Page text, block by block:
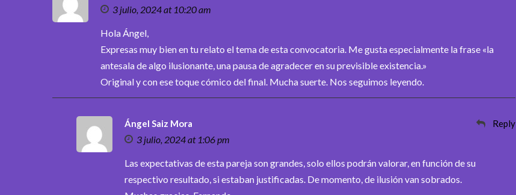
3 julio, 2024 at 10:20 am
Hola Ángel,
Expresas muy bien en tu relato el tema de esta convocatoria. Me gusta especialmente la frase «la
antesala de algo ilusionante, una pausa de agradecer en su previsible existencia.»
Original y con ese toque cómico del final. Mucha suerte. Nos seguimos leyendo.
Ángel Saiz Mora
3 julio, 2024 at 1:06 pm
Reply
Las expectativas de esta pareja son grandes, solo ellos podrán valorar, en función de su
respectivo resultado, si estaban justificadas. De momento, de ilusión van sobrados.